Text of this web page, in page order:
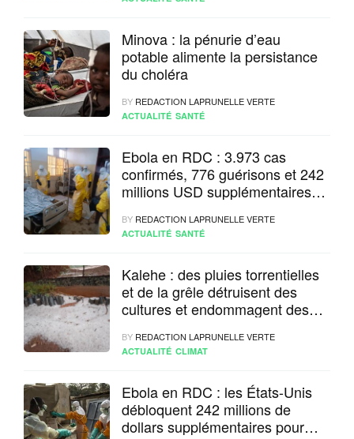
Minova : la pénurie d’eau
potable alimente la persistance
du choléra
BY REDACTION LAPRUNELLE VERTE
ACTUALITÉ SANTÉ
Ebola en RDC : 3.973 cas
confirmés, 776 guérisons et 242
millions USD supplémentaires
riposte
BY REDACTION LAPRUNELLE VERTE
ACTUALITÉ SANTÉ
Kalehe : des pluies torrentielles
et de la grêle détruisent des
cultures et endommagent des
BY REDACTION LAPRUNELLE VERTE
ACTUALITÉ CLIMAT
Ebola en RDC : les États-Unis
débloquent 242 millions de
dollars supplémentaires pour